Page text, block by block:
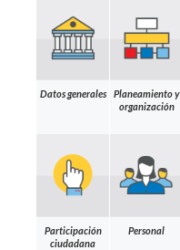
Datos generales
Planeamiento y
organización
Participación
ciudadana
Personal